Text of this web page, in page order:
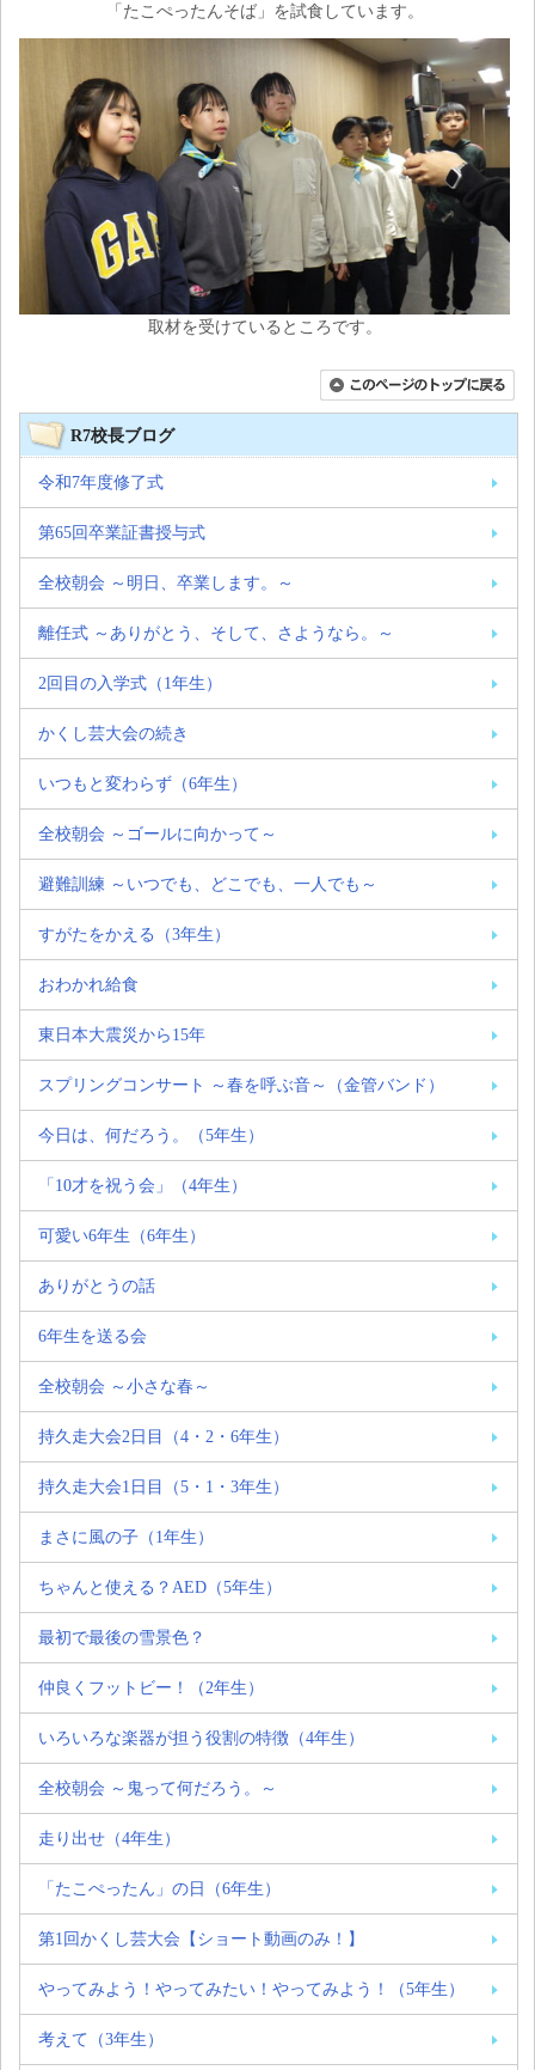
「たこぺったんそば」を試食しています。
取材を受けているところです。
R7校長ブログ
令和7年度修了式
第65回卒業証書授与式
全校朝会 ～明日、卒業します。～
離任式 ～ありがとう、そして、さようなら。～
2回目の入学式（1年生）
かくし芸大会の続き
いつもと変わらず（6年生）
全校朝会 ～ゴールに向かって～
避難訓練 ～いつでも、どこでも、一人でも～
すがたをかえる（3年生）
おわかれ給食
東日本大震災から15年
スプリングコンサート ～春を呼ぶ音～（金管バンド）
今日は、何だろう。（5年生）
「10才を祝う会」（4年生）
可愛い6年生（6年生）
ありがとうの話
6年生を送る会
全校朝会 ～小さな春～
持久走大会2日目（4・2・6年生）
持久走大会1日目（5・1・3年生）
まさに風の子（1年生）
ちゃんと使える？AED（5年生）
最初で最後の雪景色？
仲良くフットビー！（2年生）
いろいろな楽器が担う役割の特徴（4年生）
全校朝会 ～鬼って何だろう。～
走り出せ（4年生）
「たこぺったん」の日（6年生）
第1回かくし芸大会【ショート動画のみ！】
やってみよう！やってみたい！やってみよう！（5年生）
考えて（3年生）